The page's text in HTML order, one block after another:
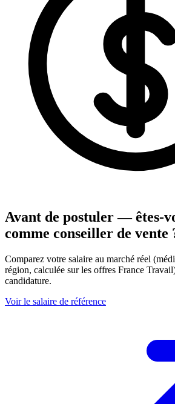
Avant de postuler — êtes-
comme conseiller de vente
Comparez votre salaire au marché réel
région, calculée sur les offres France
candidature.
Voir le salaire de référence